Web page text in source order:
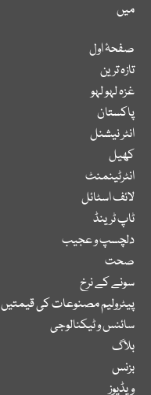
میں
صفحۂ اول
تازہ ترین
غزہ لہو لہو
پاکستان
انٹر نیشنل
کھیل
انٹرٹینمنٹ
لائف اسٹائل
ٹاپ ٹرینڈ
دلچسپ و عجیب
صحت
سونے کے نرخ
پیٹرولیم مصنوعات کی قیمتیں
سائنس و ٹیکنالوجی
بلاگ
بزنس
ویڈیوز